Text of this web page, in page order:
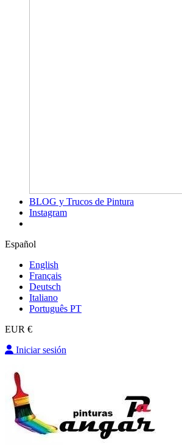
BLOG y Trucos de Pintura
Instagram
Español
English
Français
Deutsch
Italiano
Português PT
EUR €
Iniciar sesión